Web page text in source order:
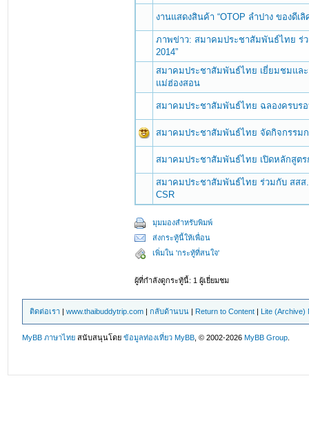
งานแสดงสินค้า “OTOP ลำปาง ของดีเ
ภาพข่าว: สมาคมประชาสัมพันธ์ไทย ร่วม
2014”
สมาคมประชาสัมพันธ์ไทย เยี่ยมชมแล
แม่ฮ่องสอน
สมาคมประชาสัมพันธ์ไทย ฉลองครบร
สมาคมประชาสัมพันธ์ไทย จัดกิจกรรม
สมาคมประชาสัมพันธ์ไทย เปิดหลักสูตร
สมาคมประชาสัมพันธ์ไทย ร่วมกับ สส
CSR
มุมมองสำหรับพิมพ์
ส่งกระทู้นี้ให้เพื่อน
เพิ่มใน 'กระทู้ที่สนใจ'
ผู้ที่กำลังดูกระทู้นี้: 1 ผู้เยี่ยมชม
ติดต่อเรา |www.thaibuddytrip.com |กลับด้านบน | Return to Content | Lite (Archive)
MyBB ภาษาไทย สนับสนุนโดยข้อมูลท่องเที่ยว MyBB , © 2002-2026MyBB Group